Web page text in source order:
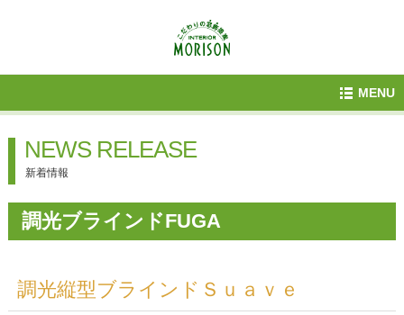
MENU
NEWS RELEASE
新着情報
調光ブラインドFUGA
調光縦型ブラインドＳｕａｖｅ